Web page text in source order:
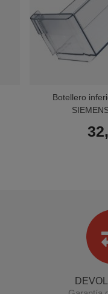
Botellero